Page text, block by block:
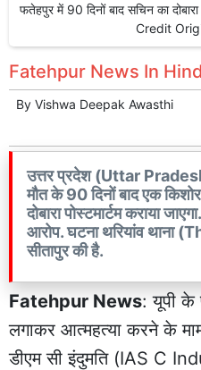
फतेहपुर में 90 दिनों बाद सचिन का
Credit
Fatehpur News In
By Vishwa Deepak Awasthi
उत्तर प्रदेश (Uttar
मौत के 90 दिनों बाद एक
दोबारा पोस्टमार्टम कराया
आरोप. घटना थरियांव थाना
सीतापुर की है.
Fatehpur News: यूपी के
लगाकर आत्महत्या करने के
डीएम सी इंदुमति (IAS C